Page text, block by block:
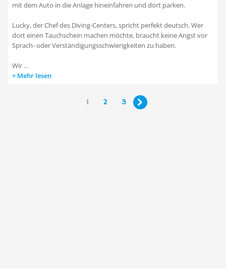
mit dem Auto in die Anlage hineinfahren und dort parken.
Lucky, der Chef des Diving-Centers, spricht perfekt deutsch. Wer
dort einen Tauchschein machen möchte, braucht keine Angst vor
Sprach- oder Verständigungsschwierigkeiten zu haben.
Wir ...
Mehr lesen
1 2 3 